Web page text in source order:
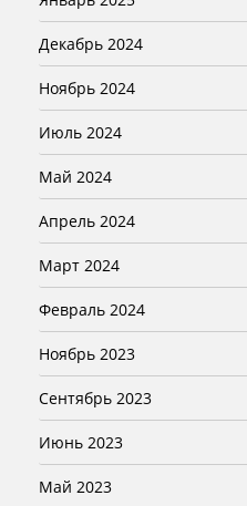
Декабрь 2024
Ноябрь 2024
Июль 2024
Май 2024
Апрель 2024
Март 2024
Февраль 2024
Ноябрь 2023
Сентябрь 2023
Июнь 2023
Май 2023